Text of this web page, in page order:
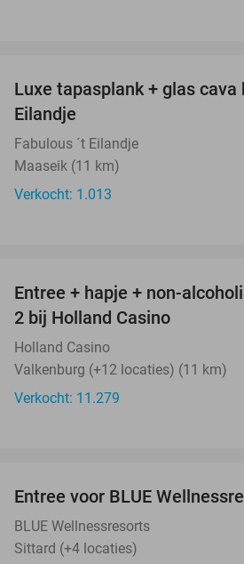
Luxe tapasplank + glas cava
Eilandje
Fabulous ´t Eilandje
Maaseik (11 km)
Verkocht: 1.013
Entree + hapje + non-
2 bij Holland Casino
Holland Casino
Valkenburg (+12 locaties) (11 km)
Verkocht: 11.279
Entree voor BLUE
BLUE Wellnessresorts
Sittard (+4 locaties)